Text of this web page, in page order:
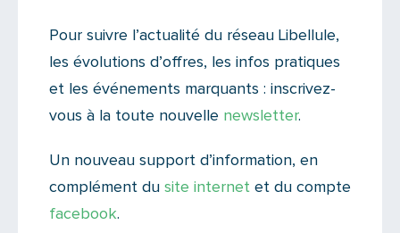
Il n'y a aucun commentaire...
Ajoutez le vôtre
Pour suivre l’actualité du réseau Libellule,
les évolutions d’offres, les infos pratiques
et les événements marquants : inscrivez-
vous à la toute nouvelle newsletter.
Un nouveau support d’information, en
complément du site internet et du compte
facebook.